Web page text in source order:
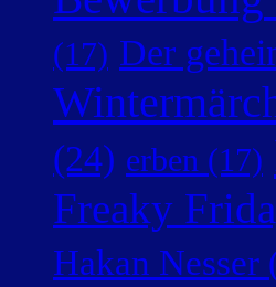
(17) Der
(24) erben (17)
Freaky
Hakan Nesser